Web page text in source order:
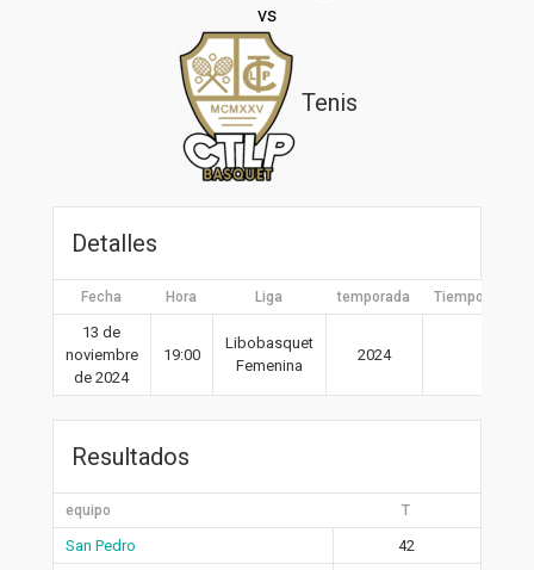
vs
Tenis
Detalles
Fecha Hora Liga temporada Tiempo
13 de
noviembre
de 2024
19:00
Libobasquet
Femenina
2024
Resultados
equipo T
San Pedro
42